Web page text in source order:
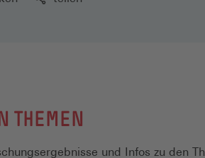
THEMEN
und Infos zu den